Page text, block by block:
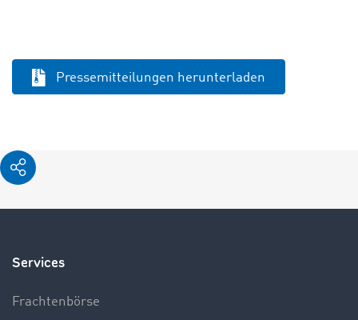
Pressemitteilungen herunterladen
Services
Frachtenbörse